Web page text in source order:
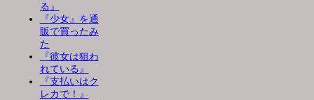
る』
『少女』を通
販で買ったみ
た
『彼女は狙わ
れている』
『支払いはク
レカで！』